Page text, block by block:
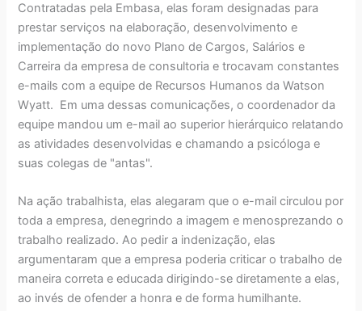
Contratadas pela Embasa, elas foram designadas para
prestar serviços na elaboração, desenvolvimento e
implementação do novo Plano de Cargos, Salários e
Carreira da empresa de consultoria e trocavam constantes
e-mails com a equipe de Recursos Humanos da Watson
Wyatt. Em uma dessas comunicações, o coordenador da
equipe mandou um e-mail ao superior hierárquico relatando
as atividades desenvolvidas e chamando a psicóloga e
suas colegas de "antas".
Na ação trabalhista, elas alegaram que o e-mail circulou por
toda a empresa, denegrindo a imagem e menosprezando o
trabalho realizado. Ao pedir a indenização, elas
argumentaram que a empresa poderia criticar o trabalho de
maneira correta e educada dirigindo-se diretamente a elas,
ao invés de ofender a honra e de forma humilhante.